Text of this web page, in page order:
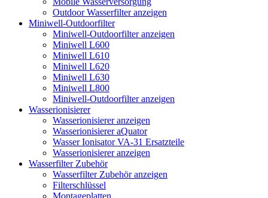
Outdoor Wasserfilter anzeigen
Miniwell-Outdoorfilter
Miniwell-Outdoorfilter anzeigen
Miniwell L600
Miniwell L610
Miniwell L620
Miniwell L630
Miniwell L800
Miniwell-Outdoorfilter anzeigen
Wasserionisierer
Wasserionisierer anzeigen
Wasserionisierer aQuator
Wasser Ionisator VA-31 Ersatzteile
Wasserionisierer anzeigen
Wasserfilter Zubehör
Wasserfilter Zubehör anzeigen
Filterschlüssel
Montageplatten